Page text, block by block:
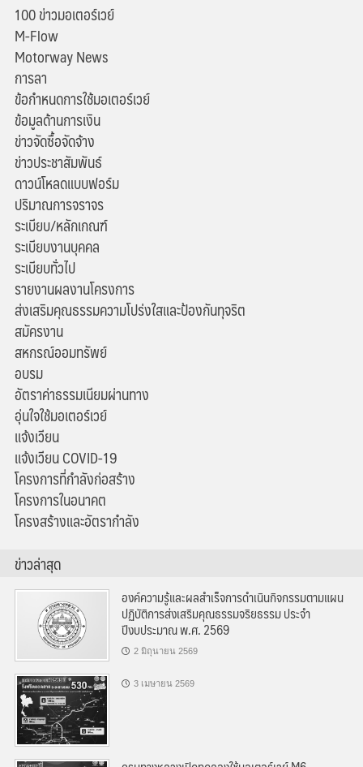
100 ข่าวมอเตอร์เวย์
M-Flow
Motorway News
การลา
ข้อกำหนดการใช้มอเตอร์เวย์
ข้อมูลด้านการเงิน
ข่าวจัดซื้อจัดจ้าง
ข่าวประชาสัมพันธ์
ดาวน์โหลดแบบฟอร์ม
ปริมาณการจราจร
ระเบียบ/หลักเกณฑ์
ระเบียบงานบุคคล
ระเบียบทั่วไป
รายงานผลงานโครงการ
ส่งเสริมคุณธรรมความโปร่งใสและป้องกันทุจริต
สมัครงาน
สหกรณ์ออมทรัพย์
อบรม
อัตราค่าธรรมเนียมผ่านทาง
อุ่นใจใช้มอเตอร์เวย์
แจ้งเวียน
แจ้งเวียน COVID-19
โครงการที่กำลังก่อสร้าง
โครงการในอนาคต
โครงสร้างและอัตรากำลัง
ข่าวล่าสุด
องค์ความรู้และผลสำเร็จการดำเนินกิจกรรมตามแผน
ปฏิบัติการส่งเสริมคุณธรรมจริยธรรม ประจำ
ปีงบประมาณ พ.ศ. 2569
2 มิถุนายน 2569
3 เมษายน 2569